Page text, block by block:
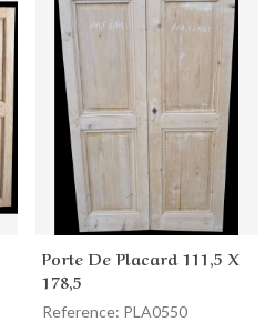
Porte De Placard 111,5 X
178,5
Reference: PLA0550